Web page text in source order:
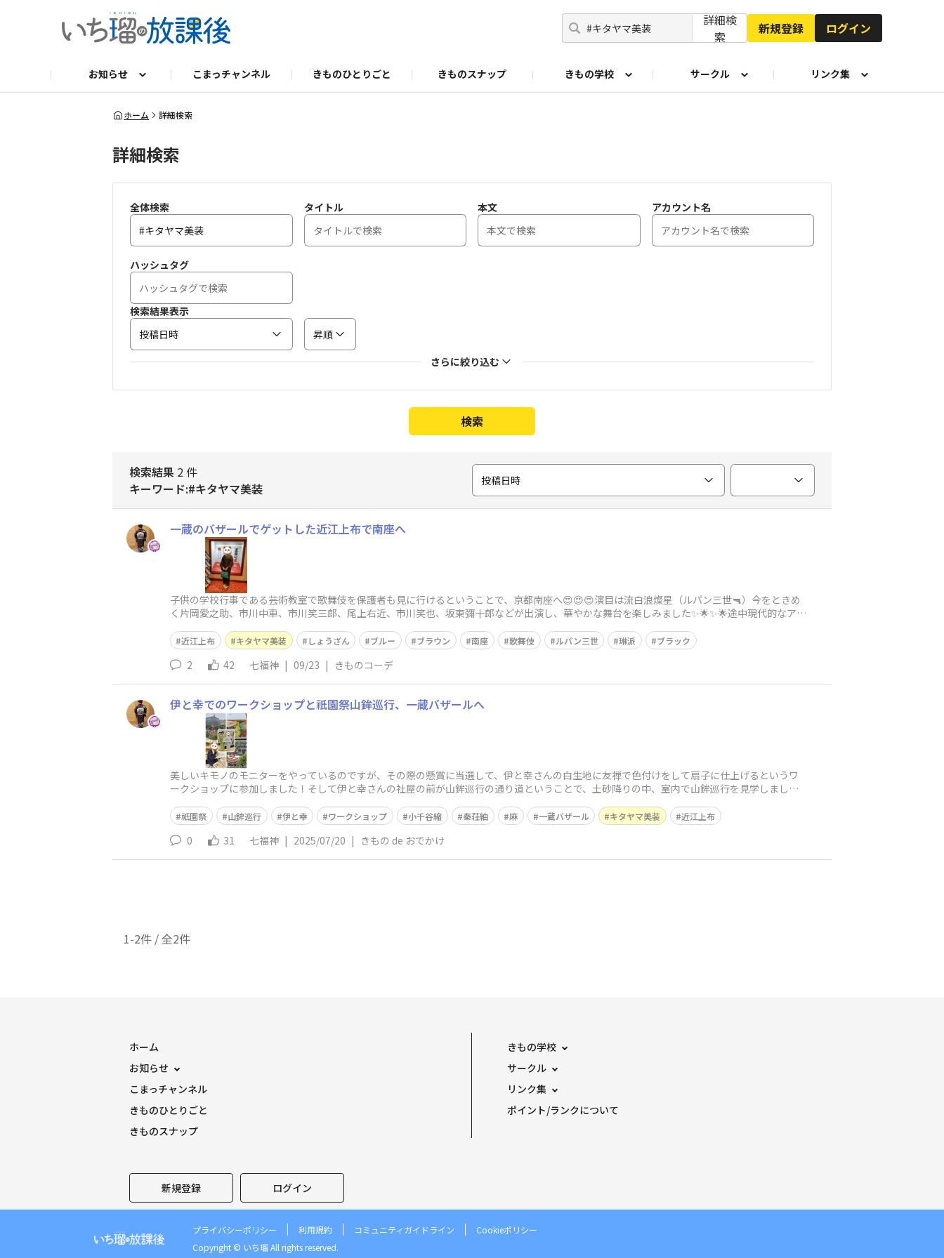
詳細検
索
新規登録 ログイン
お知らせ
ニュース キャンペーン
こまっチャンネル きものひとりごと きものスナップ きもの学校
もったいないきもの相談会®
サークル
作家ファンクラブ
リンク集
いち瑠 無料体験レッスン
ホーム 詳細検索
詳細検索
全体検索 タイトル 本文 アカウント名
ハッシュタグ
検索結果表示
投稿日時
昇順
さらに絞り込む
検索
検索結果 2 件
キーワード:#キタヤマ美装
投稿日時
一蔵のバザールでゲットした近江上布で南座へ
子供の学校行事である芸術教室で歌舞伎を保護者も見に行けるということで、京都南座へ😍😍😍演目は流白浪燦星（ルパン三世🔫）今をときめ
く片岡愛之助、市川中車、市川笑三郎、尾上右近、市川笑也、坂東彌十郎などが出演し、華やかな舞台を楽しみました✨🌟✨🌟途中現代的なアド
近江上布 キタヤマ美装 しょうざん ブルー ブラウン 南座 歌舞伎 ルパン三世 琳派 ブラック
2 42 七福神 | 09/23 | きものコーデ
伊と幸でのワークショップと祇園祭山鉾巡行、一蔵バザールへ
美しいキモノのモニターをやっているのですが、その際の懸賞に当選して、伊と幸さんの白生地に友禅で色付けをして扇子に仕上げるというワ
ークショップに参加しました！そして伊と幸さんの社屋の前が山鉾巡行の通り道ということで、土砂降りの中、室内で山鉾巡行を見学しました
祇園祭 山鉾巡行 伊と幸 ワークショップ 小千谷縮 秦荘紬 麻 一蔵バザール キタヤマ美装 近江上布
0 31 七福神 | 2025/07/20 | きもの de おでかけ
1-2件 / 全2件
ホーム
お知らせ
こまっチャンネル
きものひとりごと
きものスナップ
きもの学校
サークル
リンク集
ポイント/ランクについて
新規登録 ログイン
プライバシーポリシー 利用規約 コミュニティガイドライン
Cookieポリシー
Copyright © いち瑠 All rights reserved.︎